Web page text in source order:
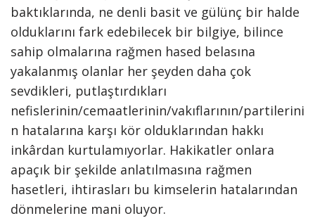
baktıklarında, ne denli basit ve gülünç bir halde
olduklarını fark edebilecek bir bilgiye, bilince
sahip olmalarına rağmen hased belasına
yakalanmış olanlar her şeyden daha çok
sevdikleri, putlaştırdıkları
nefislerinin/cemaatlerinin/vakıflarının/partilerini
n hatalarına karşı kör olduklarından hakkı
inkârdan kurtulamıyorlar. Hakikatler onlara
apaçık bir şekilde anlatılmasına rağmen
hasetleri, ihtirasları bu kimselerin hatalarından
dönmelerine mani oluyor.